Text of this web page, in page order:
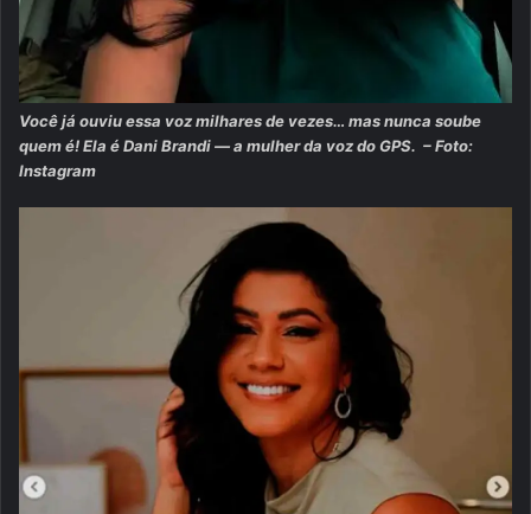
Você já ouviu essa voz milhares de vezes… mas nunca soube
quem é! Ela é Dani Brandi — a mulher da voz do GPS. – Foto:
Instagram